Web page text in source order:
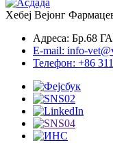
Хебеј Вејонг
Адреса: Бр.68
E-mail: info-
Телефон: +86